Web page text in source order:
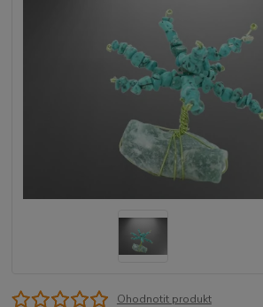
Ohodnotit produkt